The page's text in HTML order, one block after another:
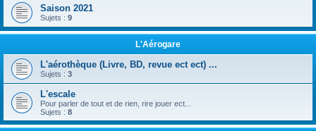
Saison 2021
Sujets : 9
L'Aérogare
L'aérothèque (Livre, BD, revue ect ect) ...
Sujets : 3
L'escale
Pour parler de tout et de rien, rire jouer ect...
Sujets : 8